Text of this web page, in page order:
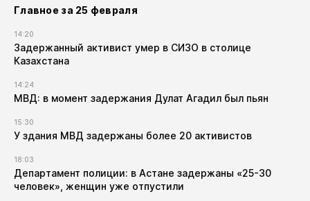
Главное за 25 февраля
14:20
Задержанный активист умер в СИЗО в столице
Казахстана
14:24
МВД: в момент задержания Дулат Агадил был пьян
15:30
У здания МВД задержаны более 20 активистов
18:03
Департамент полиции: в Астане задержаны «25-30
человек», женщин уже отпустили